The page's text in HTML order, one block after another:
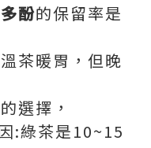
酚的保留率是
茶暖胃，但晚
選擇，
:綠茶是10~15